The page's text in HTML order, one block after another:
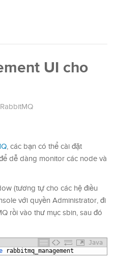
UI cho
RabbitMQ
, các bạn có thể cài đặt
dễ dàng monitor các node và
(tương tự cho các hệ điều
với quyền Administrator, đi
rồi vào thư mục sbin, sau đó
Java
rabbitmq_management